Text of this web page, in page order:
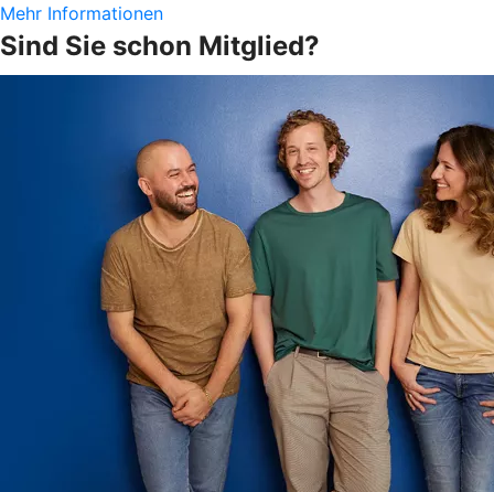
Mehr Informationen
Sind Sie schon Mitglied?